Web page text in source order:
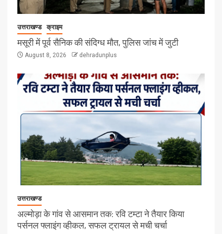
उत्तराखण्ड क्राइम
मसूरी में पूर्व सैनिक की संदिग्ध मौत, पुलिस जांच में जुटी
August 8, 2026 dehradunplus
उत्तराखण्ड
अल्मोड़ा के गांव से आसमान तक: रवि टम्टा ने तैयार किया
पर्सनल फ्लाइंग व्हीकल, सफल ट्रायल से मची चर्चा